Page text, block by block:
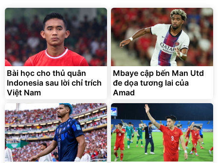
Bài học cho thủ quân
Indonesia sau lời chỉ trích
Việt Nam
Mbaye cập bến Man Utd
đe dọa tương lai của
Amad